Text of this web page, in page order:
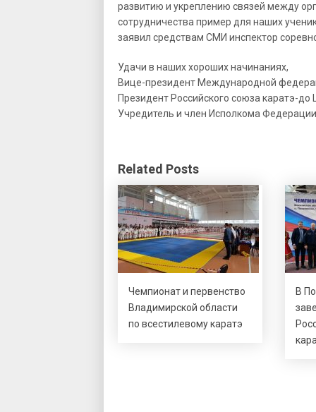
развитию и укреплению связей между
сотрудничества пример для наших
заявил средствам СМИ инспектор
Удачи в наших хороших начинаниях,
Вице-президент Международной
Президент Российского союза каратэ-
Учредитель и член Исполкома
Related Posts
Чемпионат и первенство
Владимирской области
по всестилевому каратэ
В